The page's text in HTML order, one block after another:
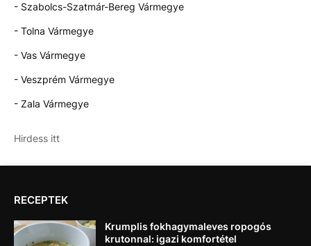
- Szabolcs-Szatmár-Bereg Vármegye
- Tolna Vármegye
- Vas Vármegye
- Veszprém Vármegye
- Zala Vármegye
Hirdess itt
RECEPTEK
Krumplis fokhagymaleves ropogós
krutonnal: igazi komfortétel